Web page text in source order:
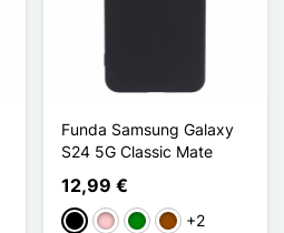
Funda Samsung Galaxy
S24 5G Classic Mate
12,99 €
NegroRosaVerdeMarrón
+2